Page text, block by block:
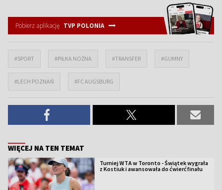
Pobierz aplikację TVP POLONIA
#SPORT #PIŁKA NOŻNA #TRANSFER #GUMNY
#LECH POZNAŃ #FC AUGSBURG
WIĘCEJ NA TEN TEMAT
Turniej WTA w Toronto - Świątek wygrała
z Kostiuk i awansowała do ćwierćfinału